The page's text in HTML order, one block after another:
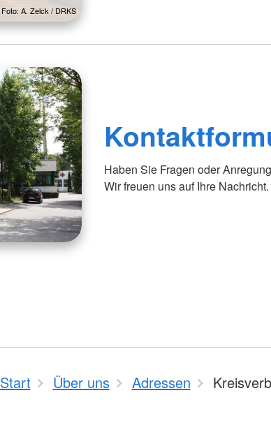
Foto: A. Zelck / DRKS
Haben Sie Fragen oder
Wir freuen uns auf Ihre Nachricht.
Start Über uns Adressen